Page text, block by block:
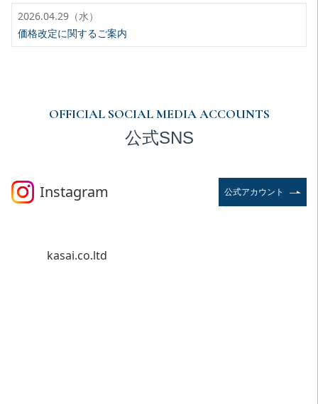
2026.04.29（水）
価格改定に関するご案内
OFFICIAL SOCIAL MEDIA ACCOUNTS
公式SNS
Instagram 公式アカウント
kasai.co.ltd